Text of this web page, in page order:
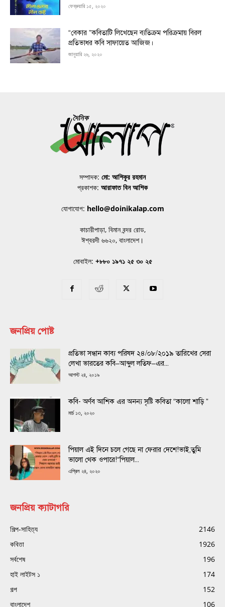
ফেব্রুয়ারি ১৫, ২০২০
“বেকার ”কবিতাটি লিখেছেন ব্যতিক্রম পরিক্রমায় বিরল
প্রতিভাধর কবি সাফায়েত আজিজ।
জানুয়ারি ২৬, ২০২০
সম্পাদক: মো: আশিকুর রহমান
প্রকাশক: আরাফাত বিন আশিক
যোগাযোগ: hello@doinikalap.com
কাচারীপাড়া, বিমান বন্দর রোড,
ঈশ্বরদী ৬৬২০, বাংলাদেশ।
মোবাইল: +৮৮০ ১৯৭১ ২৫ ৩০ ২৫
জনপ্রিয় পোষ্ট
প্রতিভা সন্ধান কাব্য পরিষদ ২৪/০৮/২০১৯ তারিখের সেরা
লেখা ভারতের কবি–আব্দুল লতিফ–এর...
আগস্ট ২৪, ২০১৯
কবি- অর্ণব আশিক এর অনন্য সৃষ্টি কবিতা “কালো শাড়ি ”
মার্চ ১৩, ২০২০
পিয়াল এই দিনে চলে গেছে না ফেরার দেশে!ভাই,তুমি
ভালো থেক ওপারে!“পিয়াল...
এপ্রিল ২৪, ২০২০
জনপ্রিয় ক্যাটাগরি
শিল্প-সাহিত্য
2146
কবিতা
1926
সর্বশেষ
196
হাই লাইটস ১
174
গল্প
152
বাংলাদেশ
106